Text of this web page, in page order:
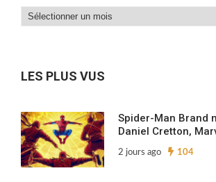
Dans
LES PLUS VUS
Spider-Man Brand
Daniel Cretton,
2 jours ago 104